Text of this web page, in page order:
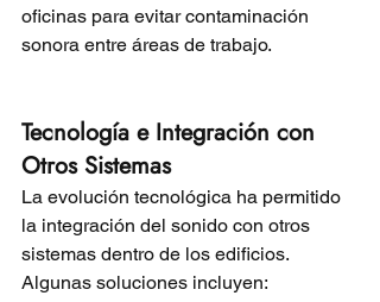
oficinas para evitar contaminación
sonora entre áreas de trabajo.
Tecnología e Integración con
Otros Sistemas
La evolución tecnológica ha permitido
la integración del sonido con otros
sistemas dentro de los edificios.
Algunas soluciones incluyen: